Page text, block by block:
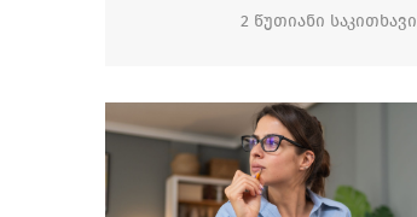
2 წუთიანი საკითხავი